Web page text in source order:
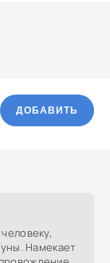
ДОБАВИТЬ
Намекает